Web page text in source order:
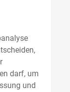
darf, um
und